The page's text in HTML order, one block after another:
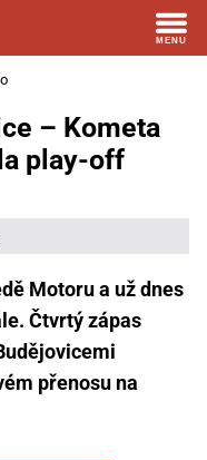
– Kometa
play-off
Motoru a už dnes
Čtvrtý zápas
přenosu na